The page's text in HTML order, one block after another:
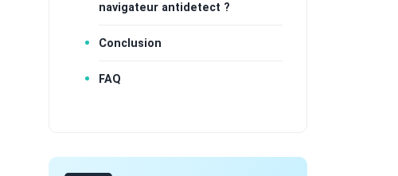
navigateur antidetect ?
Conclusion
FAQ